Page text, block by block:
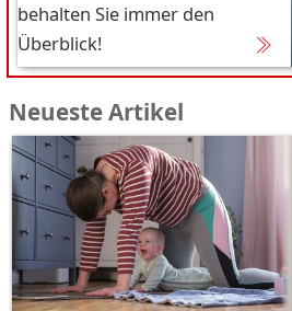
behalten Sie immer den
Überblick!
Neueste Artikel